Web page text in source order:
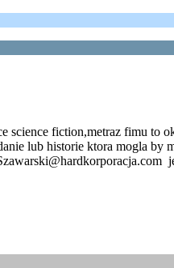
fiction,metraz fimu to
lub historie ktora mogla by